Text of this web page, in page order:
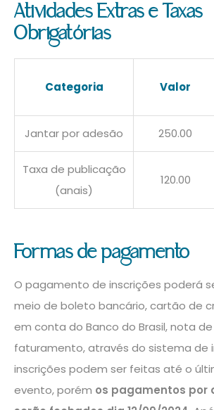
Atividades Extras e Taxas
Obrigatórias
Categoria Valor
Jantar por adesão 250.00
Taxa de publicação
(anais)
120.00
Formas de pagamento
O pagamento de inscrições poderá
meio de boleto bancário, cartão de
em conta do Banco do Brasil, nota
faturamento, através do sistema de
inscrições podem ser feitas até o
evento, porém os pagamentos por